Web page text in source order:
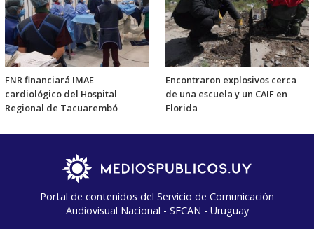
FNR financiará IMAE
cardiológico del Hospital
Regional de Tacuarembó
Encontraron explosivos cerca
de una escuela y un CAIF en
Florida
Portal de contenidos del Servicio de Comunicación
Audiovisual Nacional - SECAN - Uruguay